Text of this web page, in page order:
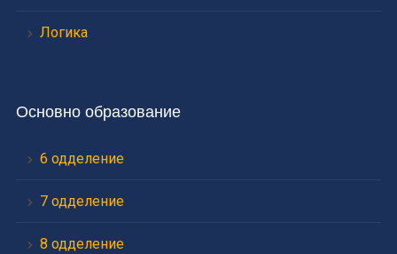
Логика
Основно образование
6 одделение
7 одделение
8 одделение